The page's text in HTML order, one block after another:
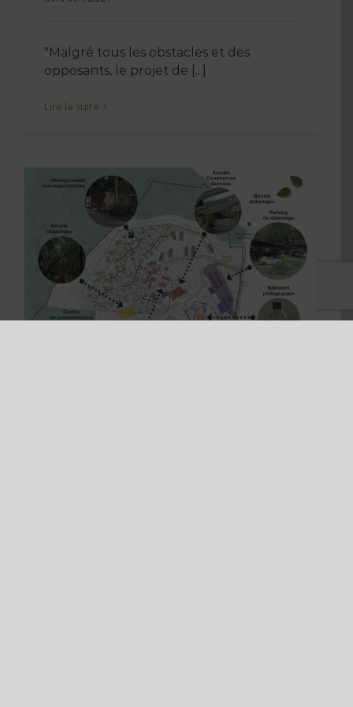
"Malgré tous les obstacles et des
opposants, le projet de [...]
Lire la suite